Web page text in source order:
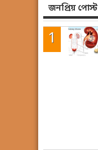
জনপ্রিয় পোস্ট